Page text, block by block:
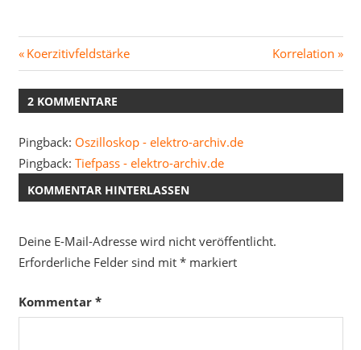
Beitragsnavigation
Vorheriger
Beitrag:
Koerzitivfeldstärke
Nächster
Beitrag:
Korrelation
2 KOMMENTARE
Pingback: Oszilloskop - elektro-archiv.de
Pingback: Tiefpass - elektro-archiv.de
KOMMENTAR HINTERLASSEN
Deine E-Mail-Adresse wird nicht veröffentlicht.
Erforderliche Felder sind mit *markiert
Kommentar *